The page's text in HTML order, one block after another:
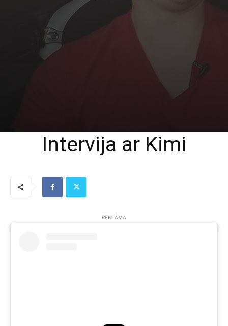
Intervija ar Kimi
REKLĀMA